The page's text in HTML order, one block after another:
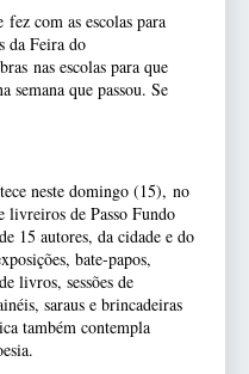
fez com as escolas para
da Feira do
nas escolas para que
semana que passou. Se
neste domingo (15), no
livreiros de Passo Fundo
15 autores, da cidade e do
bate-papos,
livros, sessões de
saraus e brincadeiras
também contempla